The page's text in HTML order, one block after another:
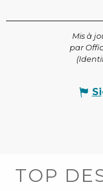
Mis à
par
TOP